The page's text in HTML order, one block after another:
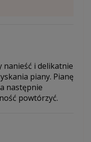
nanieść i delikatnie
piany. Pianę
następnie
powtórzyć.